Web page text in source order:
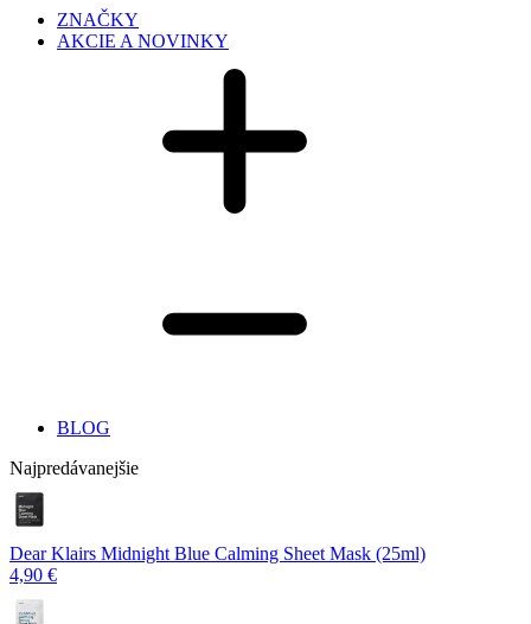
ZNAČKY
AKCIE A NOVINKY
BLOG
Najpredávanejšie
Dear Klairs Midnight Blue Calming Sheet Mask (25ml)
4,90 €